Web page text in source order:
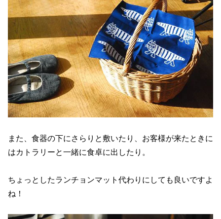
また、食器の下にさらりと敷いたり、お客様が来たときに
はカトラリーと一緒に食卓に出したり。
ちょっとしたランチョンマット代わりにしても良いですよ
ね！